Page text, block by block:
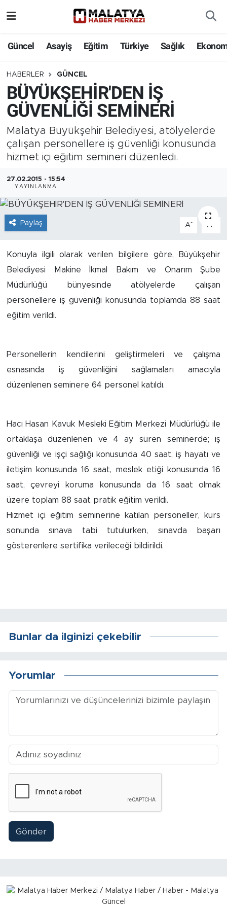
Güncel Asayiş Eğitim Türkiye Sağlık
HABERLER GÜNCEL
BÜYÜKŞEHİR'DEN İŞ
GÜVENLİĞİ SEMİNERİ
Malatya Büyükşehir Belediyesi, atölyelerde
çalışan personellere iş güvenliği konusunda
hizmet içi eğitim semineri düzenledi.
27.02.2015 - 15:54
YAYINLANMA
Paylaş A- A
Konuyla ilgili olarak verilen bilgilere göre, Büyükşehir
Belediyesi Makine İkmal Bakım ve Onarım Şube
Müdürlüğü bünyesinde atölyelerde çalışan
personellere iş güvenliği konusunda toplamda 88 saat
eğitim verildi.
Personellerin kendilerini geliştirmeleri ve çalışma
esnasında iş güvenliğini sağlamaları amacıyla
düzenlenen seminere 64 personel katıldı.
Hacı Hasan Kavuk Mesleki Eğitim Merkezi Müdürlüğü ile
ortaklaşa düzenlenen ve 4 ay süren seminerde; iş
güvenliği ve işçi sağlığı konusunda 40 saat, iş hayatı ve
iletişim konusunda 16 saat, meslek etiği konusunda 16
saat, çevreyi koruma konusunda da 16 saat olmak
üzere toplam 88 saat pratik eğitim verildi.
Hizmet içi eğitim seminerine katılan personeller, kurs
sonunda sınava tabi tutulurken, sınavda başarı
gösterenlere sertifika verileceği bildirildi.
Bunlar da ilginizi çekebilir
Yorumlar
Gönder
Eğitim
Türkiye
Sağlık
Ekonomi
Teknoloji
Dünya
Spor
Yeşilyurt
Doğanyol
Arapgir
Battalgazi
Darende
Pütürge
Siyaset
Adıyaman